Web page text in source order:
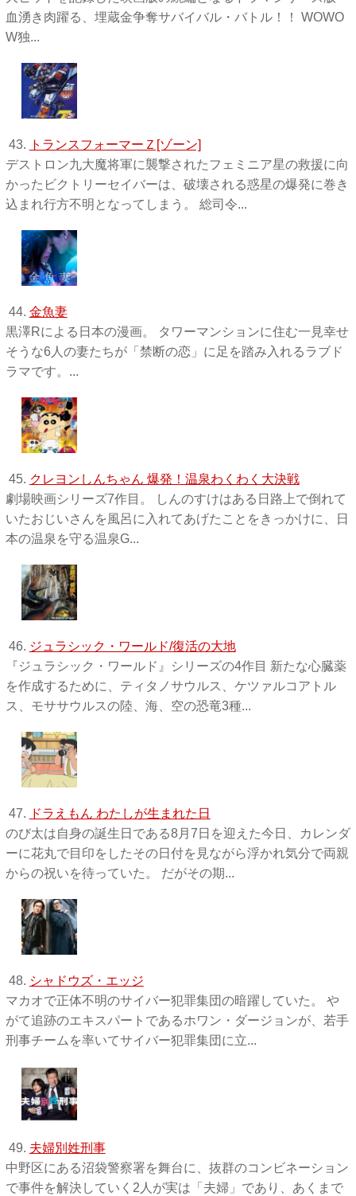
血湧き肉躍る、埋蔵金争奪サバイバル・バトル！！ WOWO
W独 ...
43.
トランスフォーマーＺ[ゾーン]
デストロン九大魔将軍に襲撃されたフェミニア星の救援に向
かったビクトリーセイバーは、破壊される惑星の爆発に巻き
込まれ行方不明となってしまう。 総司令...
44. 金魚妻
黒澤Rによる日本の漫画。 タワーマンションに住む一見幸せ
そうな6人の妻たちが「禁断の恋」に足を踏み入れるラブド
ラマです。...
45. クレヨンしんちゃん 爆発！温泉わくわく大決戦
劇場映画シリーズ7作目。 しんのすけはある日路上で倒れて
いたおじいさんを風呂に入れてあげたことをきっかけに、日
本の温泉を守る温泉G...
46. ジュラシック・ワールド/復活の大地
『ジュラシック・ワールド』シリーズの4作目 新たな心臓薬
を作成するために、ティタノサウルス、ケツァルコアトル
ス、モササウルスの陸、海、空の恐竜3種...
47. ドラえもん わたしが生まれた日
のび太は自身の誕生日である8月7日を迎えた今日、カレンダ
ーに花丸で目印をしたその日付を見ながら浮かれ気分で両親
からの祝いを待っていた。 だがその期...
48. シャドウズ・エッジ
マカオで正体不明のサイバー犯罪集団の暗躍していた。 や
がて追跡のエキスパートであるホワン・ダージョンが、若手
刑事チームを率いてサイバー犯罪集団に立...
49. 夫婦別姓刑事
中野区にある沼袋警察署を舞台に、抜群のコンビネーション
で事件を解決していく2人が実は「夫婦」であり、あくまで